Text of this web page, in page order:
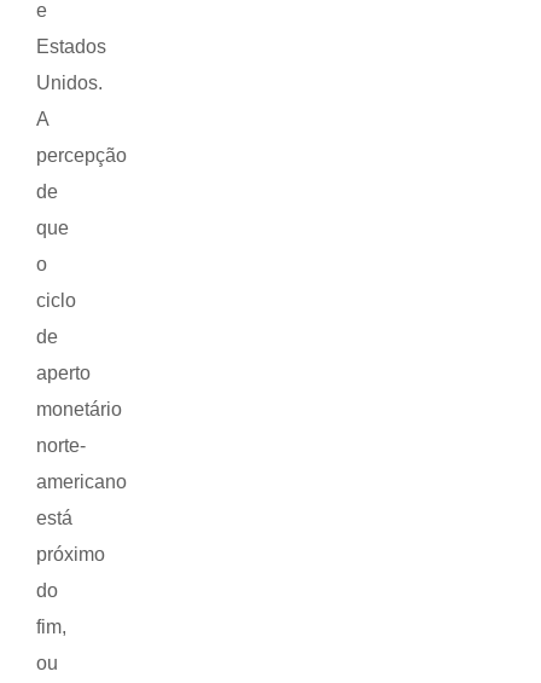
e
Estados
Unidos.
A
percepção
de
que
o
ciclo
de
aperto
monetário
norte-
americano
está
próximo
do
fim,
ou